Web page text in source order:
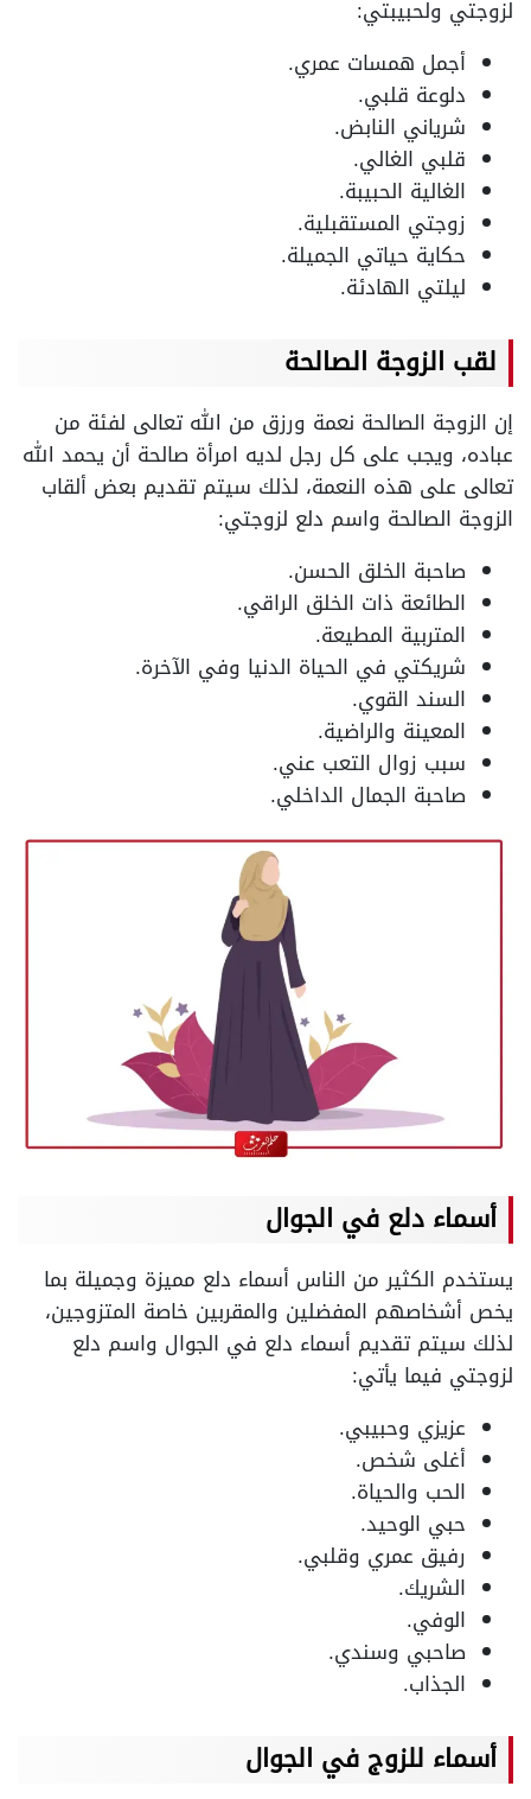
لزوجتي ولحبيبتي:
أجمل همسات عمري.
دلوعة قلبي.
شرياني النابض.
قلبي الغالي.
الغالية الحبيبة.
زوجتي المستقبلية.
حكاية حياتي الجميلة.
ليلتي الهادئة.
لقب الزوجة الصالحة
إن الزوجة الصالحة نعمة ورزق من الله تعالى لفئة من
عباده، ويجب على كل رجل لديه امرأة صالحة أن يحمد الله
تعالى على هذه النعمة، لذلك سيتم تقديم بعض ألقاب
الزوجة الصالحة واسم دلع لزوجتي:
صاحبة الخلق الحسن.
الطائعة ذات الخلق الراقي.
المتربية المطيعة.
شريكتي في الحياة الدنيا وفي الآخرة.
السند القوي.
المعينة والراضية.
سبب زوال التعب عني.
صاحبة الجمال الداخلي.
أسماء دلع في الجوال
يستخدم الكثير من الناس أسماء دلع مميزة وجميلة بما
يخص أشخاصهم المفضلين والمقربين خاصة المتزوجين،
لذلك سيتم تقديم أسماء دلع في الجوال واسم دلع
لزوجتي فيما يأتي:
عزيزي وحبيبي.
أغلى شخص.
الحب والحياة.
حبي الوحيد.
رفيق عمري وقلبي.
الشريك.
الوفي.
صاحبي وسندي.
الجذاب.
أسماء للزوج في الجوال